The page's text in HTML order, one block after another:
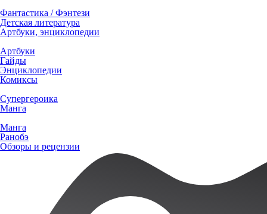
Фантастика / Фэнтези
Детская литература
Артбуки, энциклопедии
Артбуки
Гайды
Энциклопедии
Комиксы
Супергероика
Манга
Манга
Ранобэ
Обзоры и рецензии